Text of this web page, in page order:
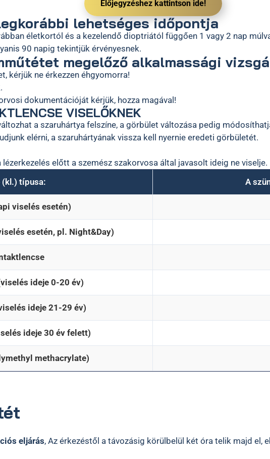
Előjegyzéshez kattintson ide!
lehetséges időpontja
életkortól és a kezelendő dioptriától függően 1 vagy 2 nap
90 napig tekintjük érvényesnek.
megelőző alkalmassági
kérjük ne érkezzen éhgyomorra!
dokumentációját kérjük, hozza magával!
VISELŐKNEK
a szaruhártya felszíne, a görbület változása pedig
elérni, a szaruhártyának vissza kell nyernie eredeti görbületét.
előtt a szemész szakorvosa által javasolt ideig ne viselje.
típusa:
A
viselés esetén)
esetén, pl. Night&Day)
ideje 0-20 év)
ideje 21-29 év)
ideje 30 év felett)
methacrylate)
eljárás, Az érkezéstől a távozásig körülbelül két óra telik majd el,